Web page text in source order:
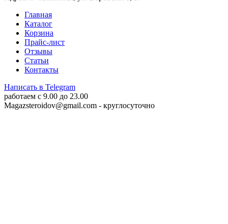
Главная
Каталог
Корзина
Прайс-лист
Отзывы
Статьи
Контакты
Написать в Telegram
работаем c 9.00 до 23.00
Magazsteroidov@gmail.com - круглосуточно